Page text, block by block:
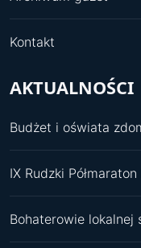
Kontakt
AKTUALNOŚCI
Budżet i oświata
IX Rudzki
Bohaterowie lokalnej